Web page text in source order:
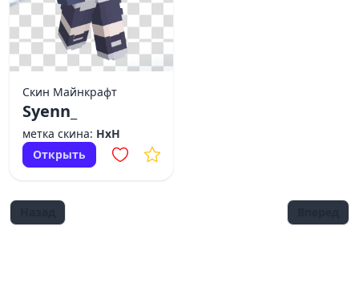
Скин Майнкрафт
Syenn_
метка скина: HxH
Открыть